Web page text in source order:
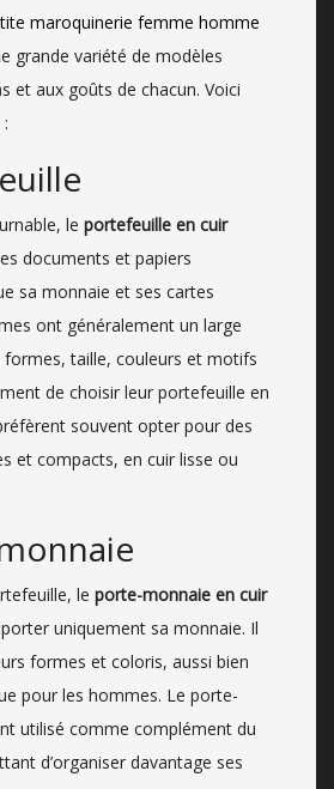
maroquinerie femme homme
grande variété de modèles
et aux goûts de chacun. Voici
le portefeuille en cuir
documents et papiers
sa monnaie et ses cartes
ont généralement un large
taille, couleurs et motifs
de choisir leur portefeuille en
souvent opter pour des
et compacts, en cuir lisse ou
le porte-monnaie en cuir
uniquement sa monnaie. Il
formes et coloris, aussi bien
pour les hommes. Le porte-
utilisé comme complément du
d’organiser davantage ses